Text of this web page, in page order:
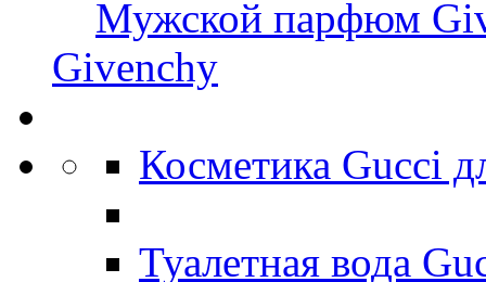
Мужской парфюм
Givenchy
Косметика Gucci
Туалетная вода